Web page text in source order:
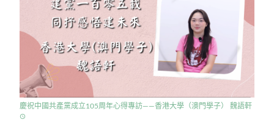
慶祝中國共產黨成立105周年心得專訪——香港大學（澳門學子） 魏語軒
access_time